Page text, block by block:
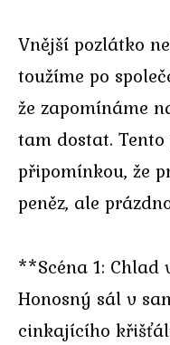
Vnější pozlátko
toužíme po
že zapomínáme
tam dostat.
připomínkou, že
peněz, ale
**Scéna 1: Chlad
Honosný sál v
cinkajícího